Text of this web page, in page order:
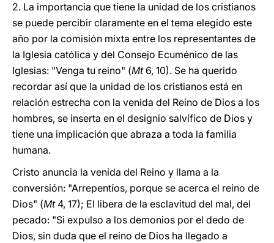
2. La importancia que tiene la unidad de los cristianos
se puede percibir claramente en el tema elegido este
año por la comisión mixta entre los representantes de
la Iglesia católica y del Consejo Ecuménico de las
Iglesias: "Venga tu reino" (Mt6, 10). Se ha querido
recordar así que la unidad de los cristianos está en
relación estrecha con la venida del Reino de Dios a los
hombres, se inserta en el designio salvífico de Dios y
tiene una implicación que abraza a toda la familia
humana.
Cristo anuncia la venida del Reino y llama a la
conversión: "Arrepentíos, porque se acerca el reino de
Dios" (Mt4, 17); El libera de la esclavitud del mal, del
pecado: "Si expulso a los demonios por el dedo de
Dios, sin duda que el reino de Dios ha llegado a